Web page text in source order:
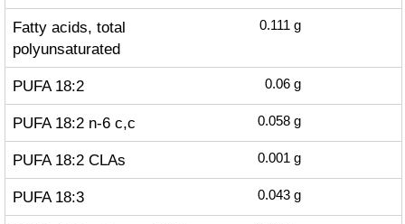
Fatty acids, total
polyunsaturated
0.111 g
PUFA 18:2 0.06 g
PUFA 18:2 n-6 c,c 0.058 g
PUFA 18:2 CLAs 0.001 g
PUFA 18:3 0.043 g